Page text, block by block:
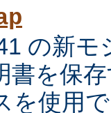
の新モ
書を保
を使用